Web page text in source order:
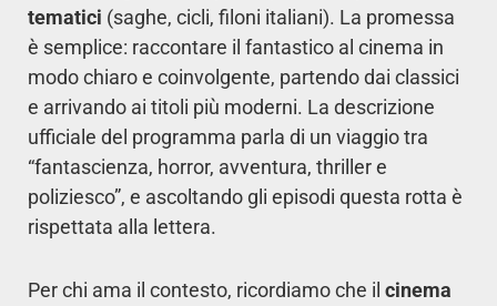
tematici (saghe, cicli, filoni italiani). La promessa
è semplice: raccontare il fantastico al cinema in
modo chiaro e coinvolgente, partendo dai classici
e arrivando ai titoli più moderni. La descrizione
ufficiale del programma parla di un viaggio tra
“fantascienza, horror, avventura, thriller e
poliziesco”, e ascoltando gli episodi questa rotta è
rispettata alla lettera.
Per chi ama il contesto, ricordiamo che il cinema